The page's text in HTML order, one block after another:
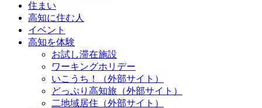
住まい
高知に住む人
イベント
高知を体験
お試し滞在施設
ワーキングホリデー
いこうち！（外部サイト）
どっぷり高知旅（外部サイト）
二地域居住（外部サイト）